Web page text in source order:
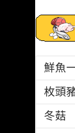
鮮魚
枚頭
冬菇